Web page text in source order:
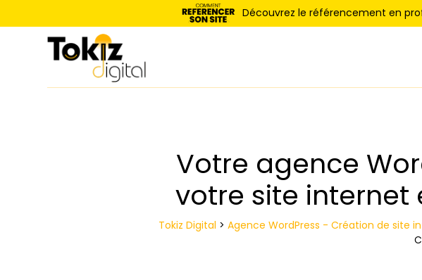
Découvrez le référencement en
Votre agence
votre site internet
Tokiz Digital > Agence WordPress - Création de site
Panneau de gestion des cookies